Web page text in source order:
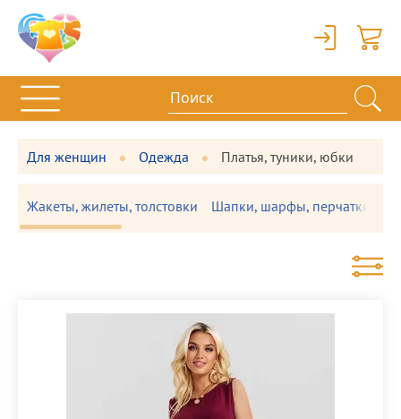
Вход
Для женщин Одежда Платья, туники, юбки
Жакеты, жилеты, толстовки Шапки, шарфы, перчатки